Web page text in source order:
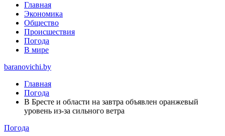
Главная
Экономика
Общество
Происшествия
Погода
В мире
baranovichi.by
Главная
Погода
В Бресте и области на завтра объявлен оранжевый
уровень из-за сильного ветра
Погода